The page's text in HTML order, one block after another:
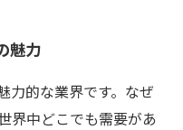
魅力
力的な業界です。なぜ
界中どこでも需要があ